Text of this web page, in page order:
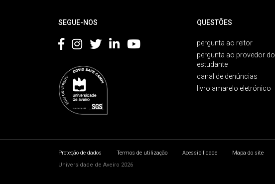
SEGUE-NOS QUESTÕES
pergunta ao reitor
pergunta ao provedor do
estudante
canal de denúncias
livro amarelo eletrónico
Proteção de dados Termos de utilização Acessibilidade
Mapa do site
Universidade de Aveiro 2026